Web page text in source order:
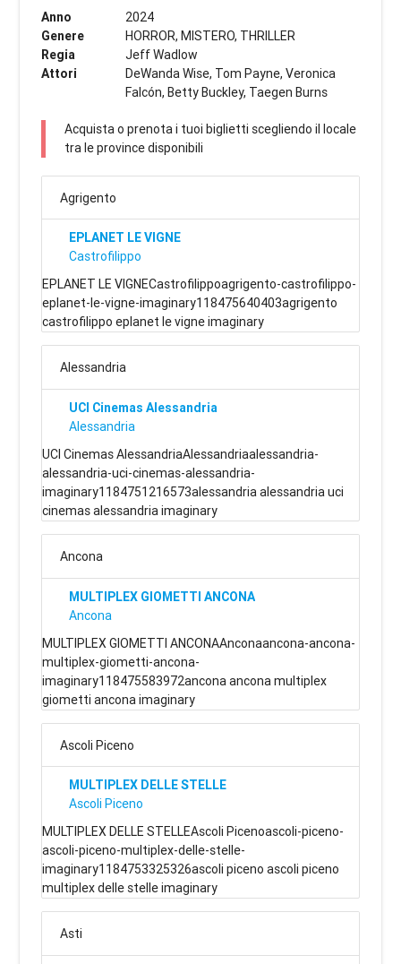
Anno
2024
Genere
HORROR, MISTERO, THRILLER
Regia
Jeff Wadlow
Attori
DeWanda Wise, Tom Payne, Veronica
Falcón, Betty Buckley, Taegen Burns
Acquista o prenota i tuoi biglietti scegliendo il locale
tra le province disponibili
Agrigento
EPLANET LE VIGNE
Castrofilippo
EPLANET LE VIGNECastrofilippoagrigento-castrofilippo-
eplanet-le-vigne-imaginary118475640403agrigento
castrofilippo eplanet le vigne imaginary
Alessandria
UCI Cinemas Alessandria
Alessandria
UCI Cinemas AlessandriaAlessandriaalessandria-
alessandria-uci-cinemas-alessandria-
imaginary1184751216573alessandria alessandria uci
cinemas alessandria imaginary
Ancona
MULTIPLEX GIOMETTI ANCONA
Ancona
MULTIPLEX GIOMETTI ANCONAAnconaancona-ancona-
multiplex-giometti-ancona-
imaginary118475583972ancona ancona multiplex
giometti ancona imaginary
Ascoli Piceno
MULTIPLEX DELLE STELLE
Ascoli Piceno
MULTIPLEX DELLE STELLEAscoli Picenoascoli-piceno-
ascoli-piceno-multiplex-delle-stelle-
imaginary1184753325326ascoli piceno ascoli piceno
multiplex delle stelle imaginary
Asti